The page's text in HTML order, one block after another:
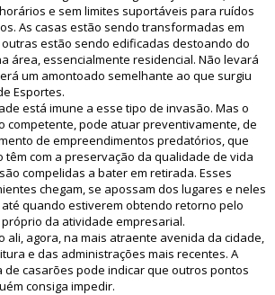
e sem limites suportáveis para ruídos
As casas estão sendo transformadas em
estão sendo edificadas destoando do
área, essencialmente residencial. Não levará
um amontoado semelhante ao que surgiu
Esportes.
está imune a esse tipo de invasão. Mas o
competente, pode atuar preventivamente, de
de empreendimentos predatórios, que
têm com a preservação da qualidade de vida
compelidas a bater em retirada. Esses
chegam, se apossam dos lugares e neles
quando estiverem obtendo retorno pelo
da atividade empresarial.
ali, agora, na mais atraente avenida da cidade,
e das administrações mais recentes. A
de casarões pode indicar que outros pontos
consiga impedir.